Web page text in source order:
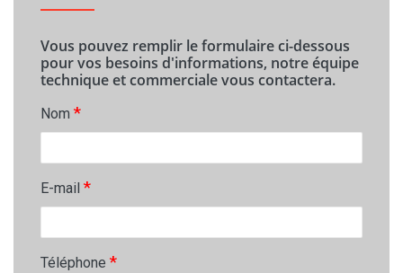
Vous pouvez remplir le formulaire ci-dessous
pour vos besoins d'informations, notre équipe
technique et commerciale vous contactera.
Nom *
E-mail *
Téléphone *